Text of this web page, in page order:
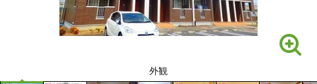
外観